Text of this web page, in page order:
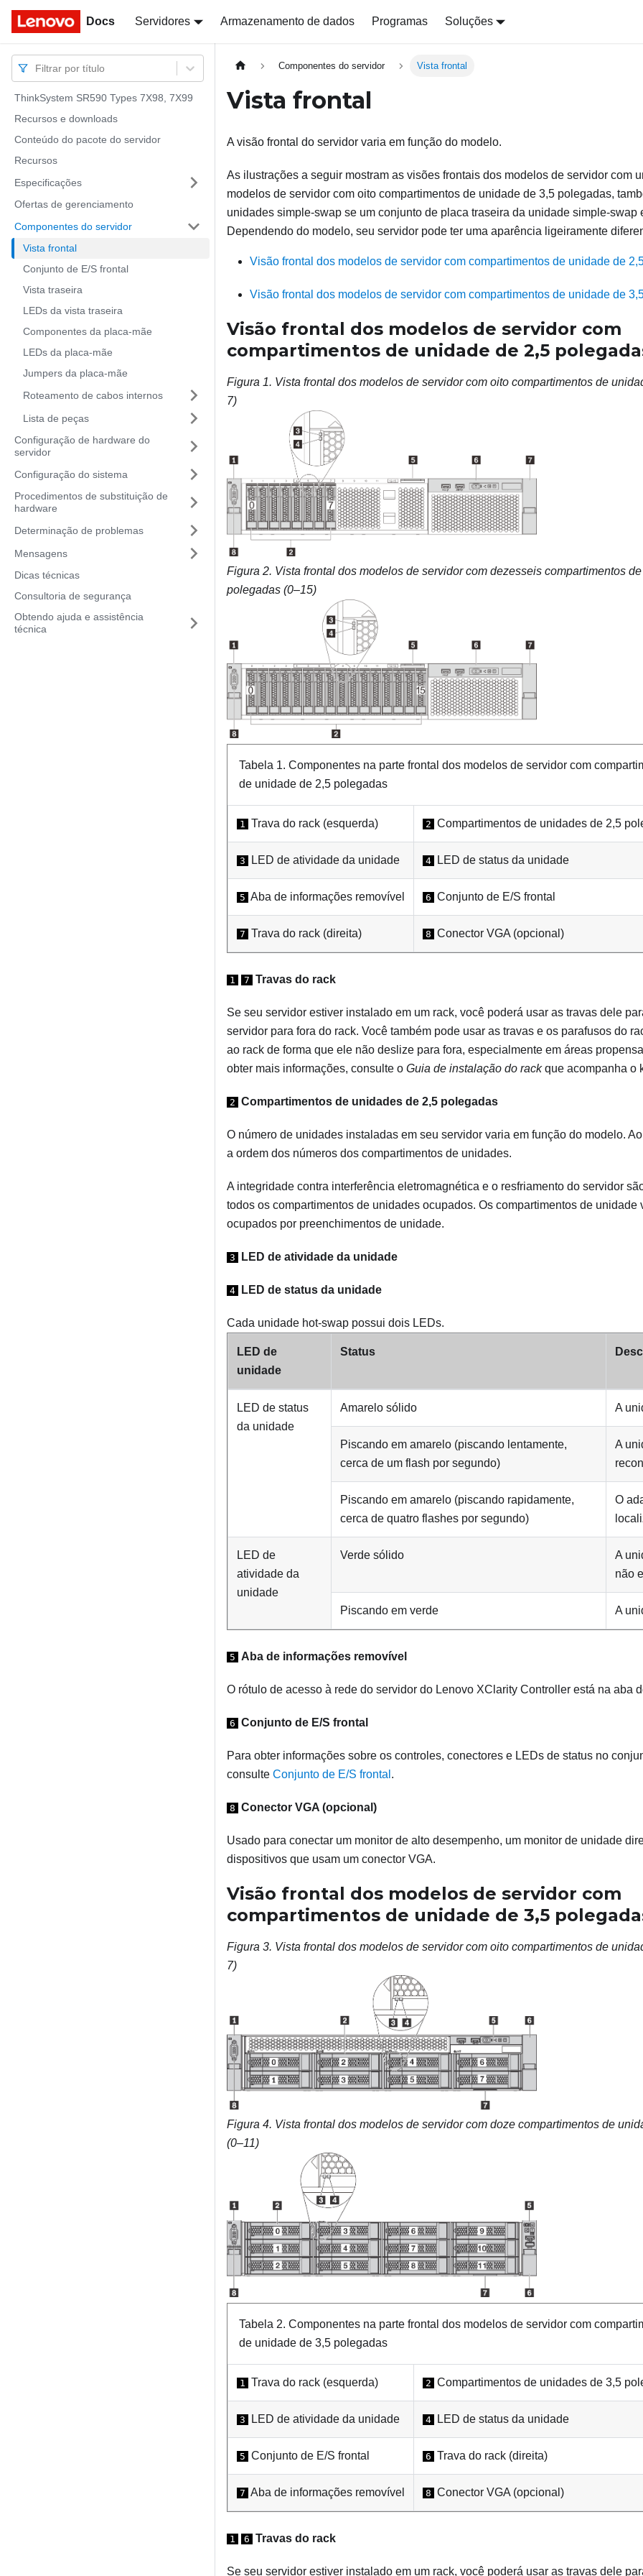
Docs Servidores Armazenamento de dados Programas Soluções
Docs
Filtrar por título
ThinkSystem SR590 Types 7X98, 7X99
Recursos e downloads
Conteúdo do pacote do servidor
Recursos
Especificações
Ofertas de gerenciamento
Componentes do servidor
Vista frontal
Conjunto de E/S frontal
Vista traseira
LEDs da vista traseira
Componentes da placa-mãe
LEDs da placa-mãe
Jumpers da placa-mãe
Roteamento de cabos internos
Lista de peças
Configuração de hardware do
servidor
Configuração do sistema
Procedimentos de substituição de
hardware
Determinação de problemas
Mensagens
Dicas técnicas
Consultoria de segurança
Obtendo ajuda e assistência
técnica
Componentes do servidor Vista frontal
Vista frontal
A visão frontal do servidor varia em função do modelo.
As ilustrações a seguir mostram as visões frontais dos modelos de servidor com
modelos de servidor com oito compartimentos de unidade de 3,5 polegadas,
unidades simple-swap se um conjunto de placa traseira da unidade simple-swap
Dependendo do modelo, seu servidor pode ter uma aparência ligeiramente
Visão frontal dos modelos de servidor com compartimentos de unidade de
Visão frontal dos modelos de servidor com compartimentos de unidade de
Visão frontal dos modelos de servidor com
compartimentos de unidade de 2,5
Figura 1. Vista frontal dos modelos de servidor com oito compartimentos de
7)
Figura 2. Vista frontal dos modelos de servidor com dezesseis compartimentos
polegadas (0–15)
Tabela 1. Componentes na parte frontal dos modelos de servidor com
de unidade de 2,5 polegadas
1 Trava do rack (esquerda) 2 Compartimentos de unidades de 2,5
3 LED de atividade da unidade 4 LED de status da unidade
5 Aba de informações removível 6 Conjunto de E/S frontal
7 Trava do rack (direita) 8 Conector VGA (opcional)
1 7 Travas do rack
Se seu servidor estiver instalado em um rack, você poderá usar as travas dele
servidor para fora do rack. Você também pode usar as travas e os parafusos do
ao rack de forma que ele não deslize para fora, especialmente em áreas
obter mais informações, consulte o Guia de instalação do rackque acompanha o
2 Compartimentos de unidades de 2,5 polegadas
O número de unidades instaladas em seu servidor varia em função do modelo.
a ordem dos números dos compartimentos de unidades.
A integridade contra interferência eletromagnética e o resfriamento do servidor
todos os compartimentos de unidades ocupados. Os compartimentos de unidade
ocupados por preenchimentos de unidade.
3 LED de atividade da unidade
4 LED de status da unidade
Cada unidade hot-swap possui dois LEDs.
LED de
unidade
Status
LED de status
da unidade
Amarelo sólido A
Piscando em amarelo (piscando lentamente,
cerca de um flash por segundo)
A
Piscando em amarelo (piscando rapidamente,
cerca de quatro flashes por segundo)
O
LED de
atividade da
unidade
Verde sólido
A
não
Piscando em verde A
5 Aba de informações removível
O rótulo de acesso à rede do servidor do Lenovo XClarity Controller está na aba
6 Conjunto de E/S frontal
Para obter informações sobre os controles, conectores e LEDs de status no
consulte Conjunto de E/S frontal .
8 Conector VGA (opcional)
Usado para conectar um monitor de alto desempenho, um monitor de unidade
dispositivos que usam um conector VGA.
Visão frontal dos modelos de servidor com
compartimentos de unidade de 3,5
Figura 3. Vista frontal dos modelos de servidor com oito compartimentos de
7)
Figura 4. Vista frontal dos modelos de servidor com doze compartimentos de
(0–11)
Tabela 2. Componentes na parte frontal dos modelos de servidor com
de unidade de 3,5 polegadas
1 Trava do rack (esquerda) 2 Compartimentos de unidades de 3,5
3 LED de atividade da unidade 4 LED de status da unidade
5 Conjunto de E/S frontal 6 Trava do rack (direita)
7 Aba de informações removível 8 Conector VGA (opcional)
1 6 Travas do rack
Se seu servidor estiver instalado em um rack, você poderá usar as travas dele